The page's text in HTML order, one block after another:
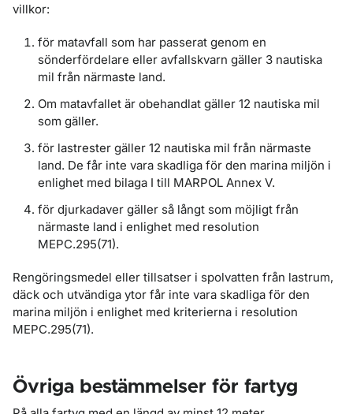
villkor:
för matavfall som har passerat genom en
sönderfördelare eller avfallskvarn gäller 3 nautiska
mil från närmaste land.
Om matavfallet är obehandlat gäller 12 nautiska mil
som gäller.
för lastrester gäller 12 nautiska mil från närmaste
land. De får inte vara skadliga för den marina miljön i
enlighet med bilaga I till MARPOL Annex V.
för djurkadaver gäller så långt som möjligt från
närmaste land i enlighet med resolution
MEPC.295(71).
Rengöringsmedel eller tillsatser i spolvatten från lastrum,
däck och utvändiga ytor får inte vara skadliga för den
marina miljön i enlighet med kriterierna i resolution
MEPC.295(71).
Övriga bestämmelser för fartyg